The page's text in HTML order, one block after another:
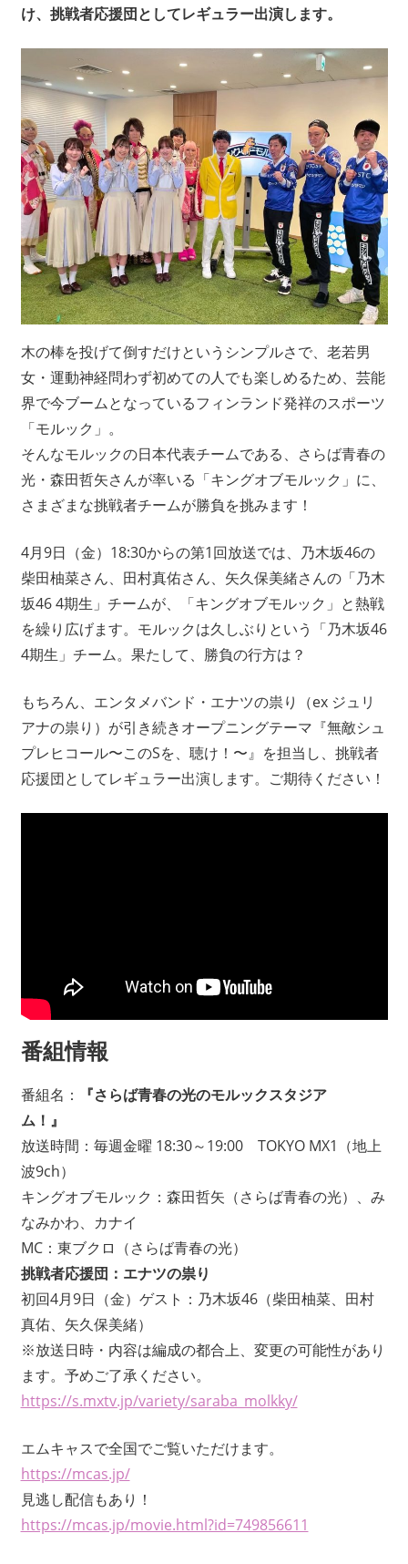
ロ
ク
シ
ョ
ン
け、挑戦者応援団としてレギュラー出演します。
木の棒を投げて倒すだけというシンプルさで、老若男
女・運動神経問わず初めての人でも楽しめるため、芸能
界で今ブームとなっているフィンランド発祥のスポーツ
「モルック」。
そんなモルックの日本代表チームである、さらば青春の
光・森田哲矢さんが率いる「キングオブモルック」に、
さまざまな挑戦者チームが勝負を挑みます！
4月9日（金）18:30からの第1回放送では、乃木坂46の
柴田柚菜さん、田村真佑さん、矢久保美緒さんの「乃木
坂46 4期生」チームが、「キングオブモルック」と熱戦
を繰り広げます。モルックは久しぶりという「乃木坂46
4期生」チーム。果たして、勝負の行方は？
もちろん、エンタメバンド・エナツの祟り（ex ジュリ
アナの祟り）が引き続きオープニングテーマ『無敵シュ
プレヒコール〜このSを、聴け！〜』を担当し、挑戦者
応援団としてレギュラー出演します。ご期待ください！
番組情報
番組名：
『さらば青春の光のモルックスタジア
ム！』
放送時間：毎週金曜 18:30～19:00 TOKYO MX1（地上
波9ch）
キングオブモルック：森田哲矢（さらば青春の光）、み
なみかわ、カナイ
MC：東ブクロ（さらば青春の光）
挑戦者応援団：エナツの祟り
初回4月9日（金）ゲスト：乃木坂46（柴田柚菜、田村
真佑、矢久保美緒）
※放送日時・内容は編成の都合上、変更の可能性があり
ます。予めご了承ください。
https://s.mxtv.jp/variety/saraba_molkky/
エムキャスで全国でご覧いただけます。
https://mcas.jp/
見逃し配信もあり！
https://mcas.jp/movie.html?id=749856611